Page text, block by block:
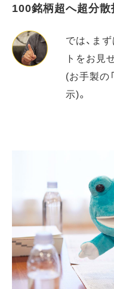
100銘柄超へ超分散
では、ま
トをお見
(お手製の
示)。